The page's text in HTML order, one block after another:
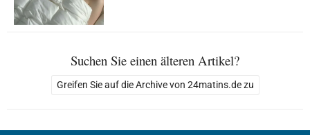
Suchen Sie einen älteren Artikel?
Greifen Sie auf die Archive von 24matins.de zu